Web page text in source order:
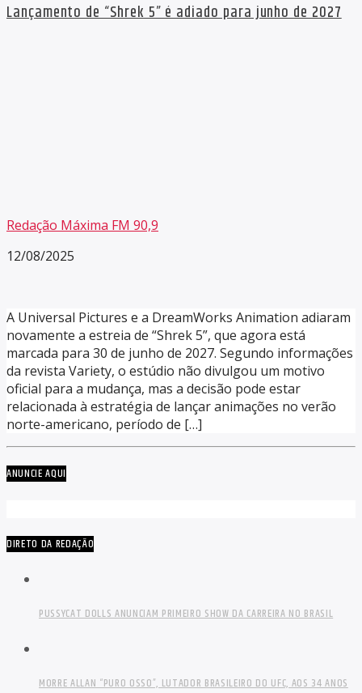
Lançamento de “Shrek 5” é adiado para junho de 2027
Redação Máxima FM 90,9
12/08/2025
A Universal Pictures e a DreamWorks Animation adiaram
novamente a estreia de “Shrek 5”, que agora está
marcada para 30 de junho de 2027. Segundo informações
da revista Variety, o estúdio não divulgou um motivo
oficial para a mudança, mas a decisão pode estar
relacionada à estratégia de lançar animações no verão
norte-americano, período de […]
ANUNCIE AQUI
DIRETO DA REDAÇÃO
PUSSYCAT DOLLS ANUNCIAM PRIMEIRO SHOW DA CARREIRA NO BRASIL
MORRE ALLAN “PURO OSSO”, LUTADOR BRASILEIRO DO UFC, AOS 34 ANOS